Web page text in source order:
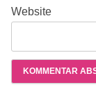
Website